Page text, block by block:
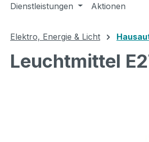
Dienstleistungen
Aktionen
Elektro, Energie & Licht
Leuchtmittel